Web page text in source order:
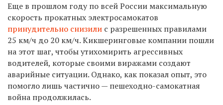
Еще в прошлом году по всей России максимальную
скорость прокатных электросамокатов
принудительно снизили с разрешенных правилами
25 км/ч до 20 км/ч. Кикшеринговые компании пошли
на этот шаг, чтобы утихомирить агрессивных
водителей, которые своими виражами создают
аварийные ситуации. Однако, как показал опыт, это
помогло лишь частично — пешеходно-самокатная
война продолжилась.